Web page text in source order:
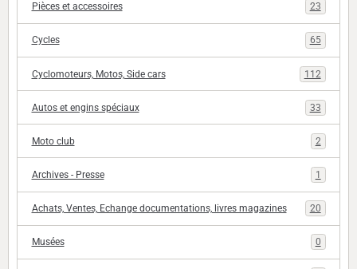
Pièces et accessoires 23
Cycles 65
Cyclomoteurs, Motos, Side cars 112
Autos et engins spéciaux 33
Moto club 2
Archives - Presse 1
Achats, Ventes, Echange documentations, livres magazines 20
Musées 0